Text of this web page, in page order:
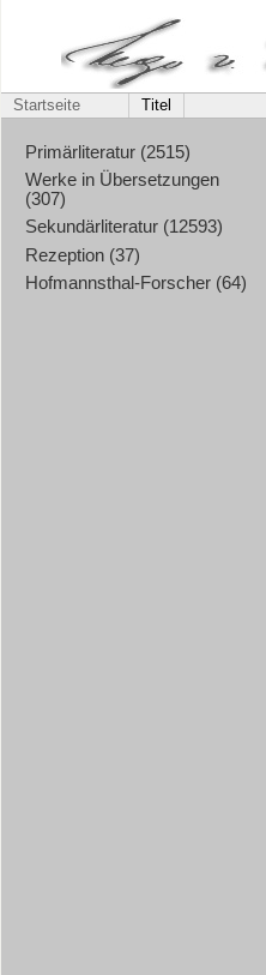
Startseite Titel
Primärliteratur (2515)
Werke in Übersetzungen
(307)
Sekundärliteratur (12593)
Rezeption (37)
Hofmannsthal-Forscher (64)